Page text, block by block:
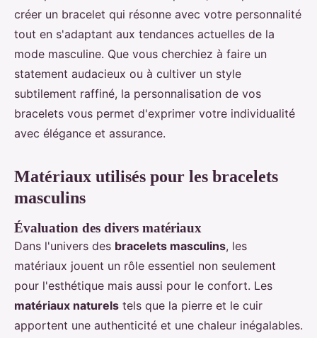
créer un bracelet qui résonne avec votre personnalité
tout en s'adaptant aux tendances actuelles de la
mode masculine. Que vous cherchiez à faire un
statement audacieux ou à cultiver un style
subtilement raffiné, la personnalisation de vos
bracelets vous permet d'exprimer votre individualité
avec élégance et assurance.
Matériaux utilisés pour les bracelets
masculins
Évaluation des divers matériaux
Dans l'univers des bracelets masculins, les
matériaux jouent un rôle essentiel non seulement
pour l'esthétique mais aussi pour le confort. Les
matériaux naturels tels que la pierre et le cuir
apportent une authenticité et une chaleur inégalables.